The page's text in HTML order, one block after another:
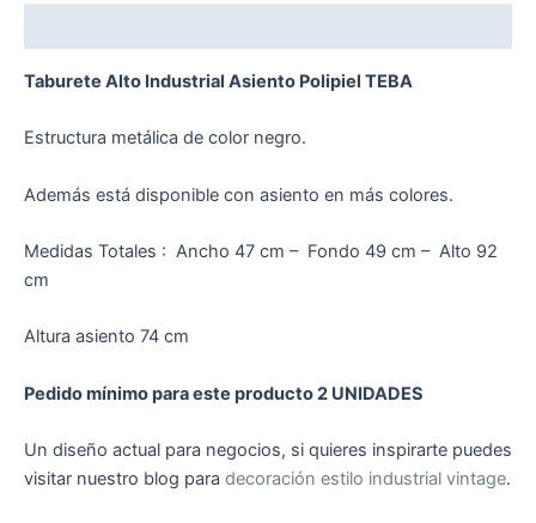
Taburete Alto Industrial Asiento Polipiel TEBA
Estructura metálica de color negro.
Además está disponible con asiento en más colores.
Medidas Totales : Ancho 47 cm – Fondo 49 cm – Alto 92
cm
Altura asiento 74 cm
Pedido mínimo para este producto 2 UNIDADES
Un diseño actual para negocios, si quieres inspirarte puedes
visitar nuestro blog para decoración estilo industrial vintage.